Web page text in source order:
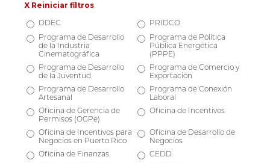
X Reiniciar filtros
DDEC
PRIDCO
Programa de Desarrollo
de la Industria
Cinematográfica
Programa de Política
Pública Energética
(PPPE)
Programa de Desarrollo
de la Juventud
Programa de Comercio y
Exportación
Programa de Desarrollo
Artesanal
Programa de Conexión
Laboral
Oficina de Gerencia de
Permisos (OGPe)
Oficina de Incentivos
Oficina de Incentivos para
Negocios en Puerto Rico
Oficina de Desarrollo de
Negocios
Oficina de Finanzas
CEDD